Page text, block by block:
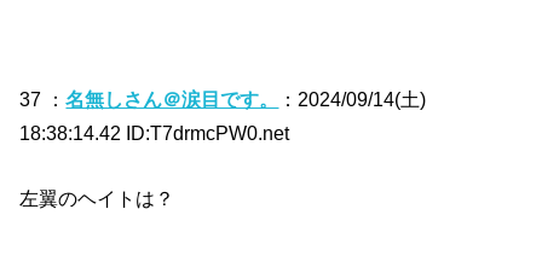
37 ：名無しさん＠涙目です。
：2024/09/14(土)
18:38:14.42 ID:T7drmcPW0.net
左翼のヘイトは？